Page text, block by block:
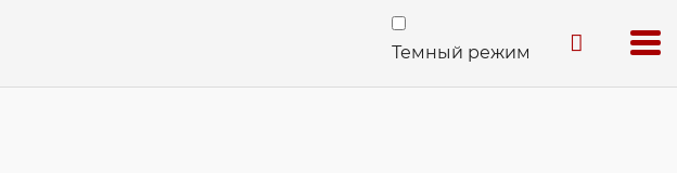
Темный режим